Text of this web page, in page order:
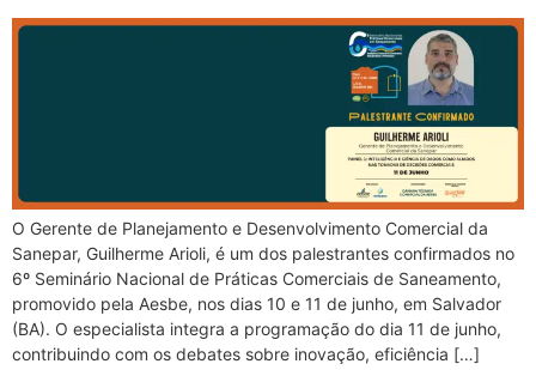
O Gerente de Planejamento e Desenvolvimento Comercial da
Sanepar, Guilherme Arioli, é um dos palestrantes confirmados no
6º Seminário Nacional de Práticas Comerciais de Saneamento,
promovido pela Aesbe, nos dias 10 e 11 de junho, em Salvador
(BA). O especialista integra a programação do dia 11 de junho,
contribuindo com os debates sobre inovação, eficiência […]